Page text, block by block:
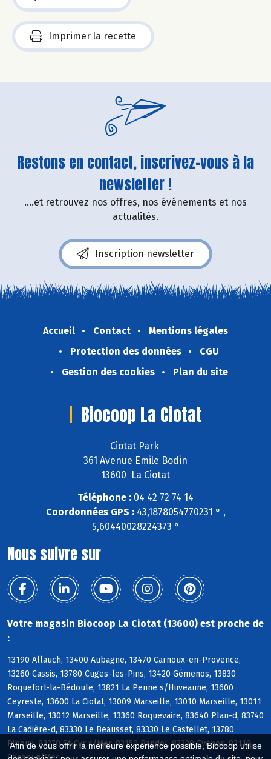
Afin de vous offrir la meilleure expérience possible, Biocoop utilise
Imprimer la recette
Restons en contact, inscrivez-vous à la
newsletter !
....et retrouvez nos offres, nos événements et nos
actualités.
Inscription newsletter
Accueil Contact
Mentions légales
Protection des données
CGU
Gestion des cookies
Plan du site
Biocoop La Ciotat
Ciotat Park
361 Avenue Emile Bodin
13600 La Ciotat
Téléphone : 04 42 72 74 14
Coordonnées GPS :43,1878054770231 ° ,
5,60440028224373 °
Nous suivre sur
Votre magasin Biocoop La Ciotat (13600) est proche de
:
13190 Allauch, 13400 Aubagne, 13470 Carnoux-en-Provence,
13260 Cassis, 13780 Cuges-les-Pins, 13420 Gémenos, 13830
Roquefort-la-Bédoule, 13821 La Penne s/Huveaune, 13600
Ceyreste, 13600 La Ciotat, 13009 Marseille, 13010 Marseille, 13011
Marseille, 13012 Marseille, 13360 Roquevaire, 83640 Plan-d, 83740
La Cadière-d, 83330 Le Beausset, 83330 Le Castellet, 13780
Riboux, 83270 St-Cyr s/Mer, 83150 Bandol, 83330 Evenos, 83110